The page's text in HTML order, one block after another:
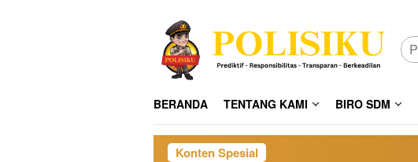
BERANDA TENTANG KAMI BIRO SDM
Konten Spesial